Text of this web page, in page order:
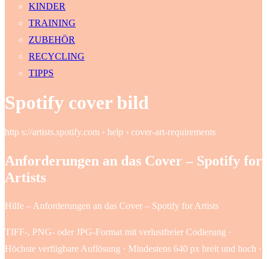
KINDER
TRAINING
ZUBEHÖR
RECYCLING
TIPPS
Spotify cover bild
http s://artists.spotify.com › help › cover-art-requirements
Anforderungen an das Cover – Spotify for
Artists
Hilfe – Anforderungen an das Cover – Spotify for Artists
TIFF-, PNG- oder JPG-Format mit verlustfreier Codierung ·
Höchste verfügbare Auflösung · Mindestens 640 px breit und hoch ·